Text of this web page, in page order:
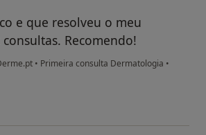
e que resolveu o meu
Recomendo!
• Primeira consulta Dermatologia •
Silvério António